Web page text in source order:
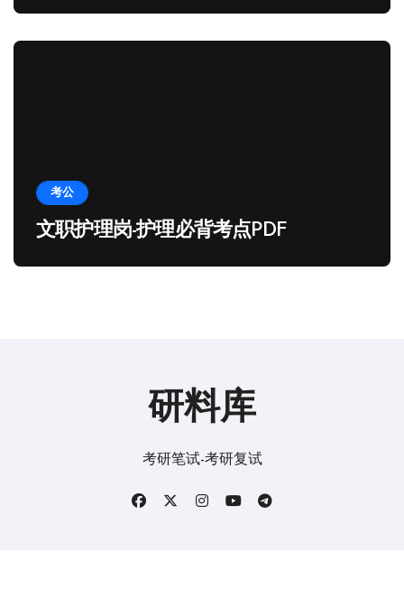
考公
文职护理岗-护理必背考点PDF
研料库
考研笔试-考研复试